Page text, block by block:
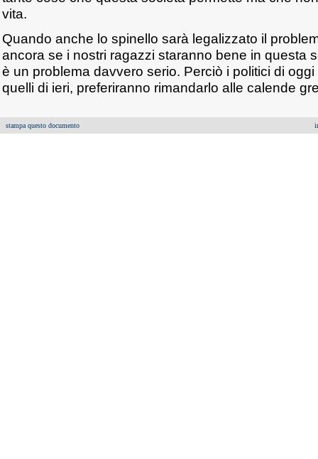
vita.
Quando anche lo spinello sarà legalizzato il
ancora se i nostri ragazzi staranno bene in questa
è un problema davvero serio. Perciò i politici di
quelli di ieri, preferiranno rimandarlo alle calende
stampa questo documento